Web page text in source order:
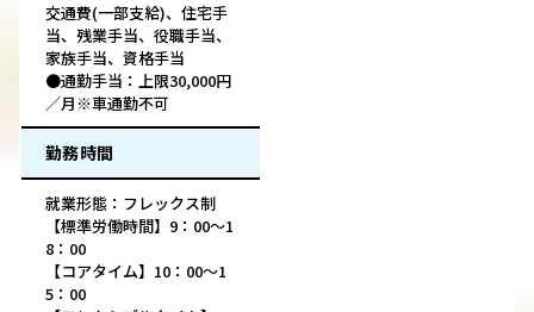
交通費(一部支給)、住宅手
当、残業手当、役職手当、
家族手当、資格手当
●通勤手当：上限30,000円
／月※車通勤不可
勤務時間
就業形態：フレックス制
【標準労働時間】9：00～1
8：00
【コアタイム】10：00～1
5：00